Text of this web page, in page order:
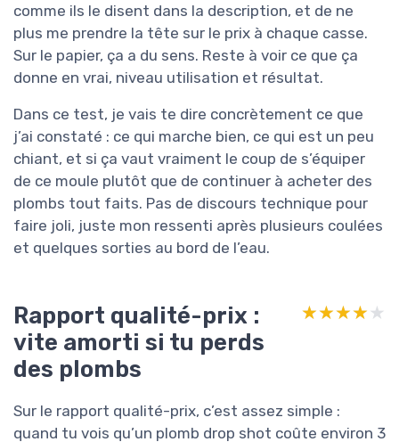
comme ils le disent dans la description, et de ne
plus me prendre la tête sur le prix à chaque casse.
Sur le papier, ça a du sens. Reste à voir ce que ça
donne en vrai, niveau utilisation et résultat.
Dans ce test, je vais te dire concrètement ce que
j’ai constaté : ce qui marche bien, ce qui est un peu
chiant, et si ça vaut vraiment le coup de s’équiper
de ce moule plutôt que de continuer à acheter des
plombs tout faits. Pas de discours technique pour
faire joli, juste mon ressenti après plusieurs coulées
et quelques sorties au bord de l’eau.
Rapport qualité-prix :
vite amorti si tu perds
des plombs
★★★★★
★★★★★
Sur le rapport qualité-prix, c’est assez simple :
quand tu vois qu’un plomb drop shot coûte environ 3